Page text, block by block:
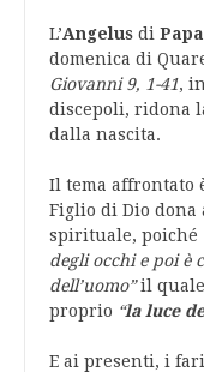
L’Angelus di
domenica di
Giovanni 9, 1-41,
discepoli, ridona
dalla nascita.
Il tema affrontato
Figlio di Dio dona
spirituale, poiché
degli occhi e poi è
dell’uomo”il
proprio “la luce
E ai presenti, i